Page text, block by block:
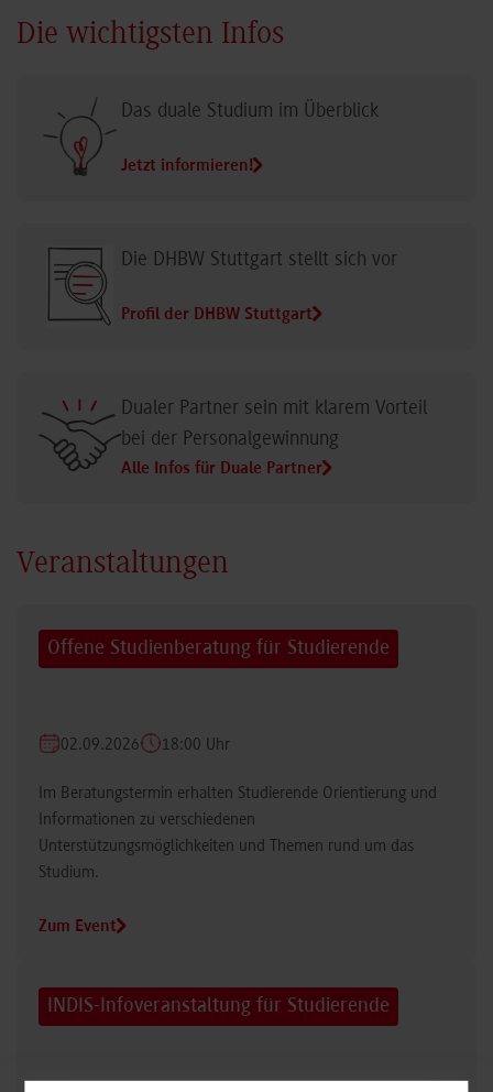
Die wichtigsten Infos
Das duale Studium im Überblick
Jetzt informieren!
Die DHBW Stuttgart stellt sich vor
Profil der DHBW Stuttgart
Dualer Partner sein mit klarem Vorteil
bei der Personalgewinnung
Alle Infos für Duale Partner
Veranstaltungen
Offene Studienberatung für Studierende
02.09.2026 18:00 Uhr
Im Beratungstermin erhalten Studierende Orientierung und
Informationen zu verschiedenen
Unterstützungsmöglichkeiten und Themen rund um das
Studium.
Zum Event
INDIS-Infoveranstaltung für Studierende